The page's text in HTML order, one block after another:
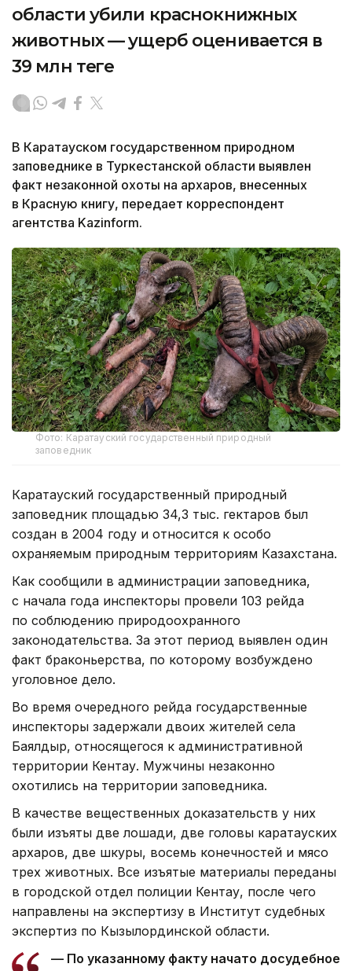
области убили краснокнижных
животных — ущерб оценивается в
39 млн теңге
В Каратауском государственном природном
заповеднике в Туркестанской области выявлен
факт незаконной охоты на архаров, внесенных
в Красную книгу, передает корреспондент
агентства Kazinform.
Фото: Каратауский государственный природный
заповедник
Каратауский государственный природный
заповедник площадью 34,3 тыс. гектаров был
создан в 2004 году и относится к особо
охраняемым природным территориям Казахстана.
Как сообщили в администрации заповедника,
с начала года инспекторы провели 103 рейда
по соблюдению природоохранного
законодательства. За этот период выявлен один
факт браконьерства, по которому возбуждено
уголовное дело.
Во время очередного рейда государственные
инспекторы задержали двоих жителей села
Баялдыр, относящегося к административной
территории Кентау. Мужчины незаконно
охотились на территории заповедника.
В качестве вещественных доказательств у них
были изъяты две лошади, две головы каратауских
архаров, две шкуры, восемь конечностей и мясо
трех животных. Все изъятые материалы переданы
в городской отдел полиции Кентау, после чего
направлены на экспертизу в Институт судебных
экспертиз по Кызылординской области.
— По указанному факту начато досудебное